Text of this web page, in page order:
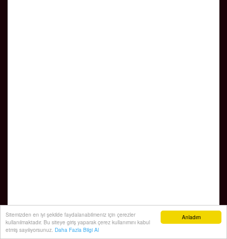
Anladım
Sitemizden en iyi şekilde faydalanabilmeniz için çerezler
kullanılmaktadır. Bu siteye giriş yaparak çerez kullanımını kabul
etmiş sayılıyorsunuz. Daha Fazla Bilgi Al